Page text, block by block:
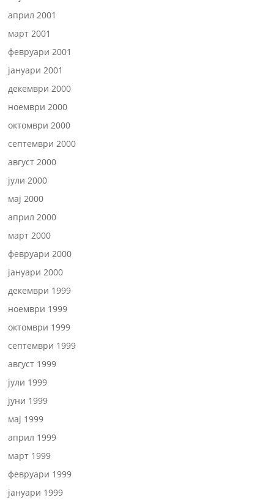
април 2001
март 2001
февруари 2001
јануари 2001
декември 2000
ноември 2000
октомври 2000
септември 2000
август 2000
јули 2000
мај 2000
април 2000
март 2000
февруари 2000
јануари 2000
декември 1999
ноември 1999
октомври 1999
септември 1999
август 1999
јули 1999
јуни 1999
мај 1999
април 1999
март 1999
февруари 1999
јануари 1999